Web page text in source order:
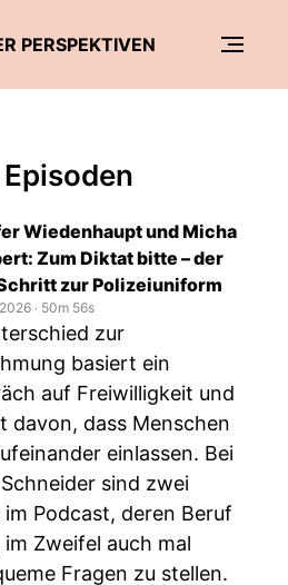
PERSPEKTIVEN
Wiedenhaupt und Micha
Zum Diktat bitte – der
zur Polizeiuniform
‧ 50m 56s
zur
basiert ein
auf Freiwilligkeit und
davon, dass Menschen
einlassen. Bei
sind zwei
im Podcast, deren Beruf
im Zweifel auch mal
Fragen zu stellen.